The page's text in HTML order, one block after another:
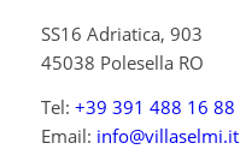
SS16 Adriatica, 903
45038 Polesella RO
Tel: +39 391 488 16 88
Email: info@villaselmi.it